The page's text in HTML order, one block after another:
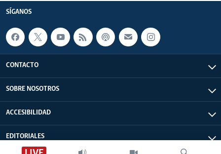
SÍGANOS
CONTACTO
SOBRE NOSOTROS
ACCESIBILIDAD
EDITORIALES